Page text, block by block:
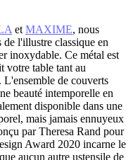
et MAXIME, nous
de l'illustre classique en
inoxydable. Ce métal est
votre table tant au
L'ensemble de couverts
beauté intemporelle en
disponible dans une
mais jamais ennuyeux
par Theresa Rand pour
Award 2020 incarne le
aucun autre ustensile de